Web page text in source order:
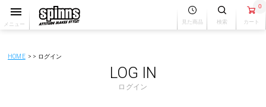
メニュー 見た商品 検索
0
カート
HOME ログイン
LOG IN
ログイン